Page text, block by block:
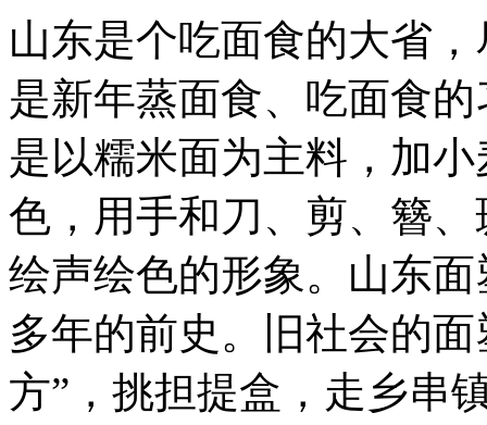
山东是个吃面食的大省
是新年蒸面食、吃面食
是以糯米面为主料，加
色，用手和刀、剪、簪
绘声绘色的形象。山东
多年的前史。旧社会的
方”，挑担提盒，走乡串